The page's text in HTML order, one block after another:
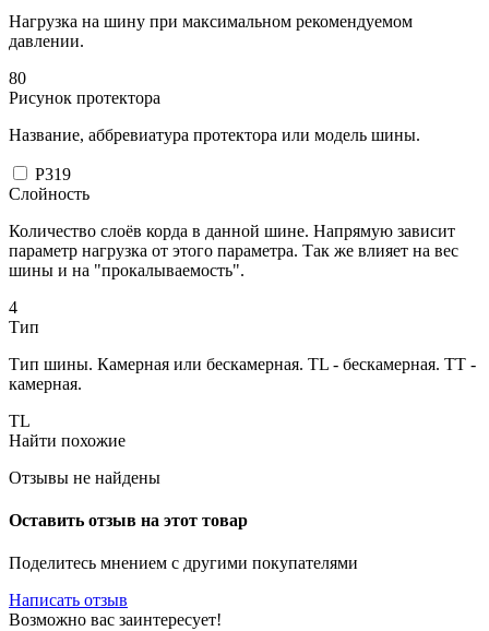
Нагрузка на шину при максимальном рекомендуемом
давлении.
80
Рисунок протектора
Название, аббревиатура протектора или модель шины.
P319
Слойность
Количество слоёв корда в данной шине. Напрямую зависит
параметр нагрузка от этого параметра. Так же влияет на вес
шины и на "прокалываемость".
4
Тип
Тип шины. Камерная или бескамерная. TL - бескамерная. TT -
камерная.
TL
Найти похожие
Отзывы не найдены
Оставить отзыв на этот товар
Поделитесь мнением с другими покупателями
Написать отзыв
Возможно вас заинтересует!